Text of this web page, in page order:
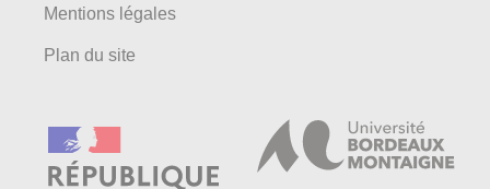
Mentions légales
Plan du site